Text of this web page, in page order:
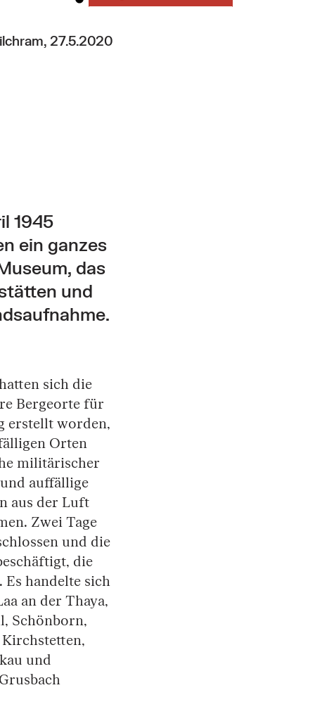
27.5.2020
1945
ein ganzes
das
und
sich die
Bergeorte für
erstellt worden,
Orten
militärischer
auffällige
aus der Luft
Zwei Tage
und die
die
handelte sich
an der Thaya,
Schönborn,
und